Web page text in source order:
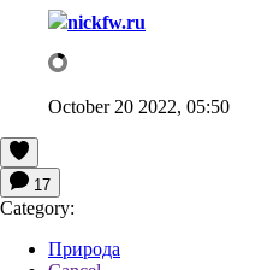
nickfw.ru
October 20 2022, 05:50
17
Category:
Природа